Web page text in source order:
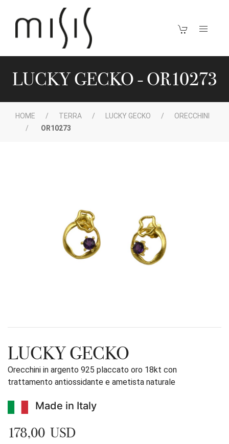
LUCKY GECKO - OR10273
HOME TERRA LUCKY GECKO
ORECCHINI
OR10273
LUCKY GECKO
Orecchini in argento 925 placcato oro 18kt con
trattamento antiossidante e ametista naturale
Made in Italy
178,00 USD